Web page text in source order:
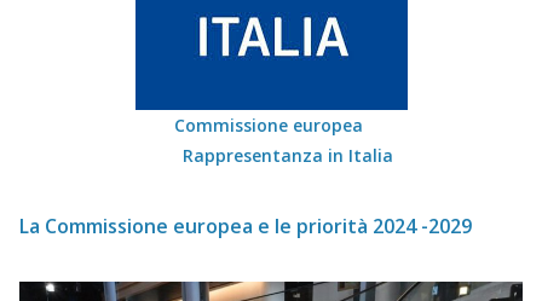
Commissione europea
Rappresentanza in Italia
La Commissione europea e le priorità 2024 -2029